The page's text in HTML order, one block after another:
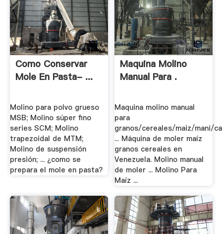
Como Conservar
Mole En Pasta- ...
Molino para polvo grueso
MSB; Molino súper fino
series SCM; Molino
trapezoidal de MTM;
Molino de suspensión
presión; ... ¿como se
prepara el mole en pasta?
Maquina Molino
Manual Para .
Maquina molino manual
para
granos/cereales/maiz/mani/
... Máquina de moler maíz
granos cereales en
Venezuela. Molino manual
de moler ... Molino Para
Maíz ...